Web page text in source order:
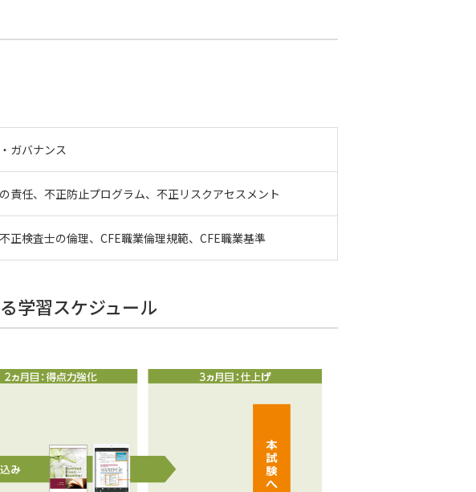
ガバナンス
責任、不正防止プログラム、不正リスクアセスメント
検査士の倫理、CFE職業倫理規範、CFE職業基準
学習スケジュール